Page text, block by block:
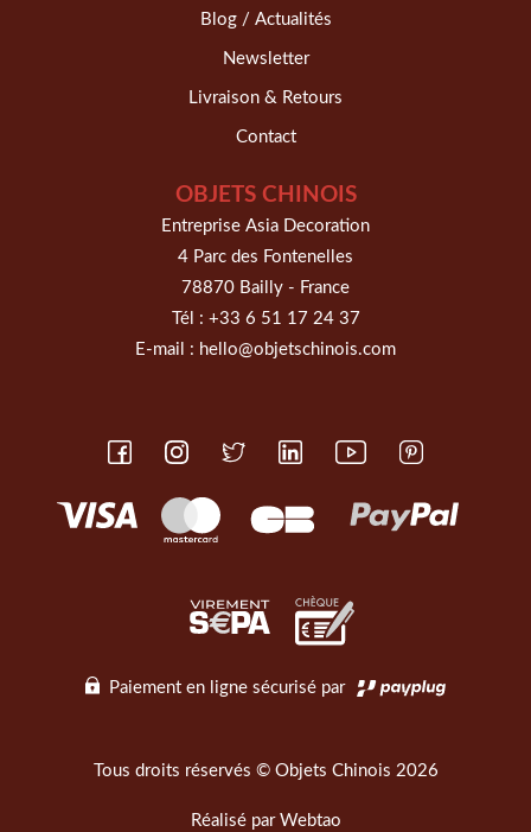
Blog / Actualités
Newsletter
Livraison & Retours
Contact
OBJETS CHINOIS
Entreprise Asia Decoration
4 Parc des Fontenelles
78870 Bailly - France
Tél : +33 6 51 17 24 37
E-mail : hello@objetschinois.com
Paiement en ligne sécurisé par
Tous droits réservés © Objets Chinois 2026
Réalisé par Webtao